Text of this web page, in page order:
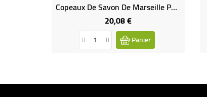
Copeaux De Savon De Marseille Pour Un Lavage À La Main Écologique
20,08 €Prix
Panier